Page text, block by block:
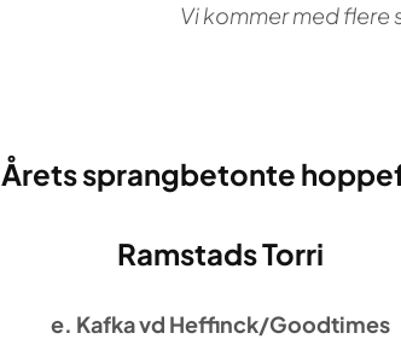
Vi kommer med
Årets sprangbetonte
Ramstads Torri
e. Kafka vd Heffinck/Goodtimes